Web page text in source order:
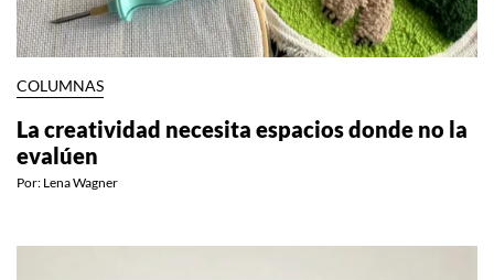
COLUMNAS
La creatividad necesita espacios donde no la
evalúen
Por: Lena Wagner